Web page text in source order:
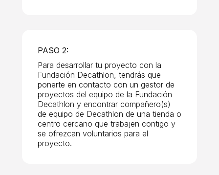
PASO 2:
Para desarrollar tu proyecto con la
Fundación Decathlon, tendrás que
ponerte en contacto con un gestor de
proyectos del equipo de la Fundación
Decathlon y encontrar compañero(s)
de equipo de Decathlon de una tienda o
centro cercano que trabajen contigo y
se ofrezcan voluntarios para el
proyecto.